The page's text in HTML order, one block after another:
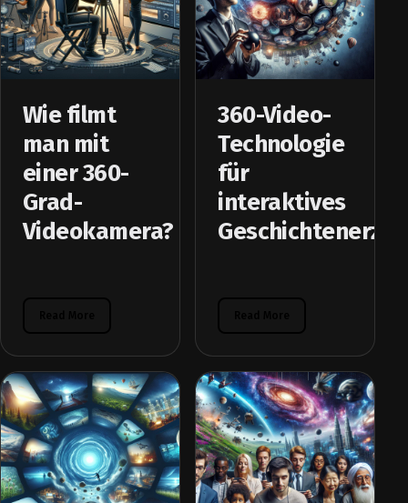
Wie filmt
man mit
einer 360-
Grad-
Videokamera?
360-Video-
Technologie
für
interaktives